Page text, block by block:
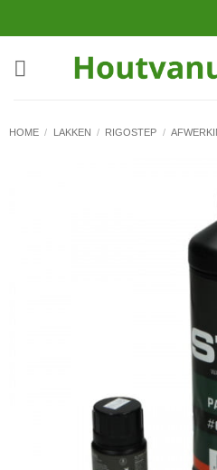
naar
HOME / LAKKEN / RIGOSTEP /